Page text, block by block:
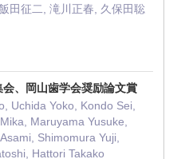
田征二, 滝川正春, 久保田聡
、岡山歯学会奨励論文賞
Uchida Yoko, Kondo Sei,
Maruyama Yusuke,
Shimomura Yuji,
Hattori Takako